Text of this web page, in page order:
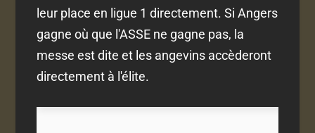
leur place en ligue 1 directement. Si Angers
gagne où que l'ASSE ne gagne pas, la
messe est dite et les angevins accèderont
directement à l'élite.